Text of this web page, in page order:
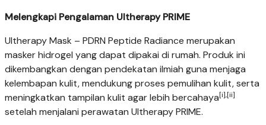
Melengkapi Pengalaman Ultherapy PRIME
Ultherapy Mask – PDRN Peptide Radiance merupakan
masker hidrogel yang dapat dipakai di rumah. Produk ini
dikembangkan dengan pendekatan ilmiah guna menjaga
kelembapan kulit, mendukung proses pemulihan kulit, serta
meningkatkan tampilan kulit agar lebih bercahaya[i],[ii]
setelah menjalani perawatan Ultherapy PRIME.